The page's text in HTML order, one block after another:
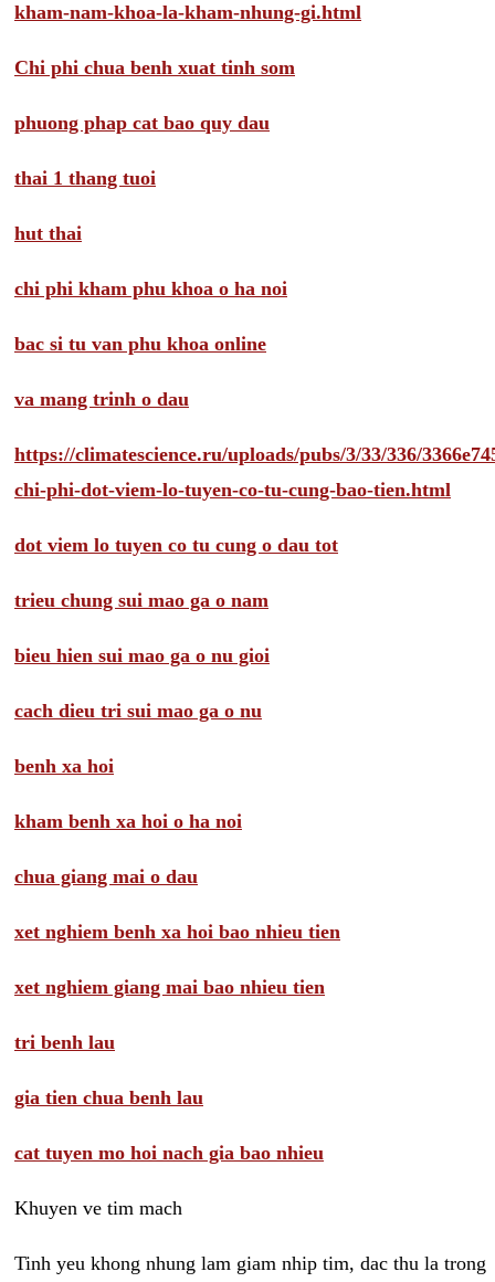
kham-nam-khoa-la-kham-nhung-gi.html
Chi phi chua benh xuat tinh som
phuong phap cat bao quy dau
thai 1 thang tuoi
hut thai
chi phi kham phu khoa o ha noi
bac si tu van phu khoa online
va mang trinh o dau
https://climatescience.ru/uploads/pubs/3/33/336/
chi-phi-dot-viem-lo-tuyen-co-tu-cung-bao-tien.html
dot viem lo tuyen co tu cung o dau tot
trieu chung sui mao ga o nam
bieu hien sui mao ga o nu gioi
cach dieu tri sui mao ga o nu
benh xa hoi
kham benh xa hoi o ha noi
chua giang mai o dau
xet nghiem benh xa hoi bao nhieu tien
xet nghiem giang mai bao nhieu tien
tri benh lau
gia tien chua benh lau
cat tuyen mo hoi nach gia bao nhieu
Khuyen ve tim mach
Tinh yeu khong nhung lam giam nhip tim, dac thu la trong